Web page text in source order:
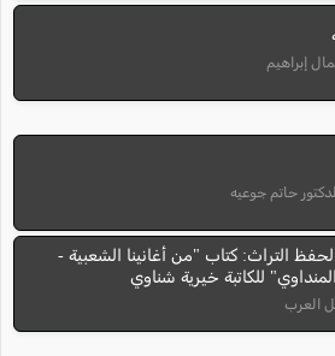
التراث: كتاب "من أغانينا الشعبية -
للكاتبة خيرية شناوي